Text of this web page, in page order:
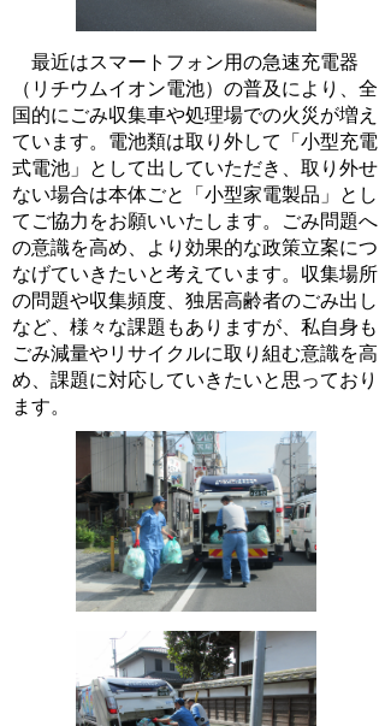
最近はスマートフォン用の急速充電器
（リチウムイオン電池）の普及により、全
国的にごみ収集車や処理場での火災が増え
ています。電池類は取り外して「小型充電
式電池」として出していただき、取り外せ
ない場合は本体ごと「小型家電製品」とし
てご協力をお願いいたします。ごみ問題へ
の意識を高め、より効果的な政策立案につ
なげていきたいと考えています。収集場所
の問題や収集頻度、独居高齢者のごみ出し
など、様々な課題もありますが、私自身も
ごみ減量やリサイクルに取り組む意識を高
め、課題に対応していきたいと思っており
ます。